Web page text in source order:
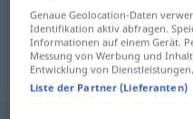
freitragend
© OpenThesaurus.de
Genaue Geolocation-Daten
Identifikation aktiv abfragen.
Informationen auf einem Gerät.
Messung von Werbung und
Entwicklung von Dienstleistungen.
Liste der Partner (Lieferanten)